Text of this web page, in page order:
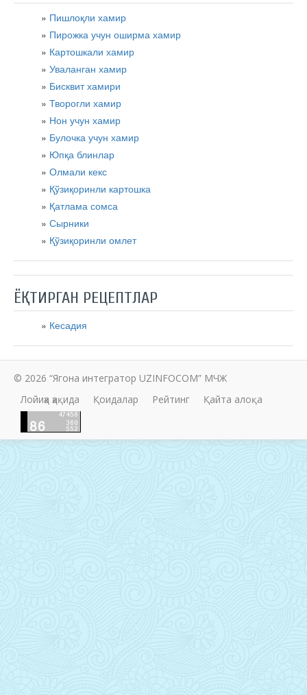
Пишлоқли хамир
Пирожка учун оширма хамир
Картошкали хамир
Уваланган хамир
Бисквит хамири
Творогли хамир
Нон учун хамир
Булочка учун хамир
Юпқа блинлар
Олмали кекс
Қўзиқоринли картошка
Қатлама сомса
Сырники
Қўзиқоринли омлет
ЁҚТИРГАН РЕЦЕПТЛАР
Кесадия
© 2026 “Ягона интегратор UZINFOCOM” МЧЖ
Лойиҳа ҳақида
Қоидалар Рейтинг Қайта алоқа